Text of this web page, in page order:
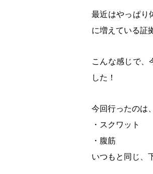
最近はやっぱり
に増えている証
こんな感じで、
した！
今回行ったのは、
・スクワット
・腹筋
いつもと同じ、